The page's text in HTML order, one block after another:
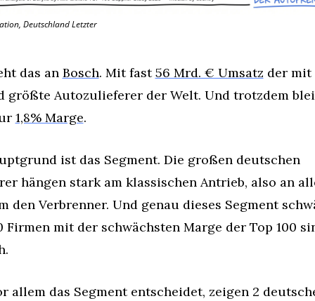
Deutschland Letzter
das an Bosch. Mit fast 56 Mrd. € Umsatz der mit
größte Autozulieferer der Welt. Und trotzdem
1,8% Marge.
ist das Segment. Die großen deutschen
hängen stark am klassischen Antrieb, also an
den Verbrenner. Und genau dieses Segment
Firmen mit der schwächsten Marge der Top 100
allem das Segment entscheidet, zeigen 2